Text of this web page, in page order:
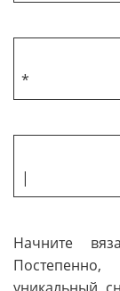
*
|
Начните